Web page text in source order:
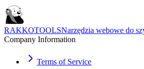
RAKKOTOOLSNarzędzia webowe do
Company Information
Terms of Service